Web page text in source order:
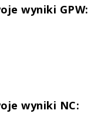
wyniki GPW:
wyniki NC: